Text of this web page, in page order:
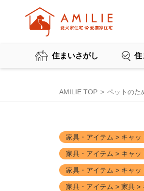
住まいさがし 住
AMILIE TOP ペットのた
家具・アイテム > キャ
家具・アイテム > キャ
家具・アイテム > キャ
家具・アイテム > 家具 >